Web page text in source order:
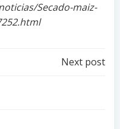
Secado-maiz-
Next post